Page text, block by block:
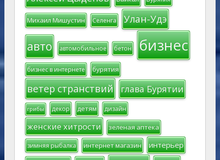
Михаил Мишустин Селенга Улан-Удэ
авто автомобильное бетон бизнес
бизнес в интернете бурятия
ветер странствий глава Бурятии
грибы декор детям дизайн
женские хитрости зеленая аптека
зимняя рыбалка интернет магазин интерьер